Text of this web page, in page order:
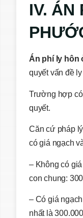
IV. ÁN
Án phí ly hôn
quyết vấn đề
Trường hợp có
quyết.
Căn cứ pháp
có giá ngạch
– Không có
con chung:
– Có giá
nhất là